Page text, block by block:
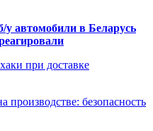
автомобили в Беларусь
при доставке
производстве: безопасность